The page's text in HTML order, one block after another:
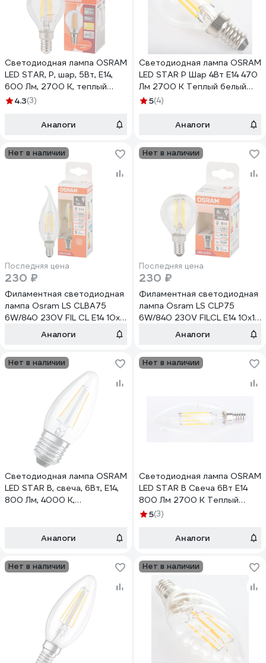
Светодиодная лампа OSRAM
LED STAR, P, шар, 5Вт, E14,
600 Лм, 2700 К, теплый
белый свет 4058075212459
4.3(3)
Аналоги
Светодиодная лампа OSRAM
LED STAR P Шар 4Вт E14 470
Лм 2700 К Теплый белый
свет 4058075068377
5(4)
Аналоги
Нет в наличии
Последняя цена
230 ₽
Филаментная светодиодная
лампа Osram LS CLBA75
6W/840 230V FIL CL E14 10x1
4058075685024
Аналоги
Нет в наличии
Последняя цена
230 ₽
Филаментная светодиодная
лампа Osram LS CLP75
6W/840 230V FILCL E14 10x1
4058075684546
Аналоги
Нет в наличии
Светодиодная лампа OSRAM
LED STAR B, свеча, 6Вт, E14,
800 Лм, 4000 К,
Аналоги
Нет в наличии
Светодиодная лампа OSRAM
LED STAR B Свеча 6Вт E14
800 Лм 2700 К Теплый
белый свет 4058075217805
5(3)
Аналоги
Нет в наличии Нет в наличии